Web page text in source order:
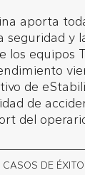
aporta
seguridad y
equipos
de
de
del
CASOS DE ÉXITO